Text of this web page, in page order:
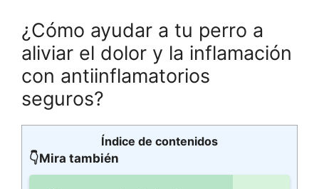
¿Cómo ayudar a tu perro a
aliviar el dolor y la inflamación
con antiinflamatorios
seguros?
Índice de contenidos
👇Mira también